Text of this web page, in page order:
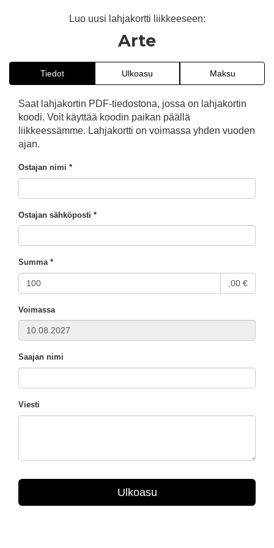
Luo uusi lahjakortti liikkeeseen:
Arte
Tiedot Ulkoasu Maksu
Saat lahjakortin PDF-tiedostona, jossa on lahjakortin
koodi. Voit käyttää koodin paikan päällä
liikkeessämme. Lahjakortti on voimassa yhden vuoden
ajan.
Ostajan nimi *
Ostajan sähköposti *
Summa *
,00 €
Voimassa
Saajan nimi
Viesti
Ulkoasu